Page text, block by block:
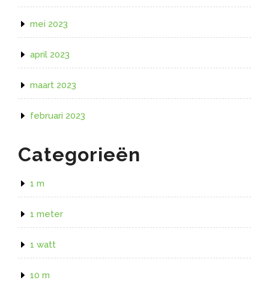
mei 2023
april 2023
maart 2023
februari 2023
Categorieën
1 m
1 meter
1 watt
10 m